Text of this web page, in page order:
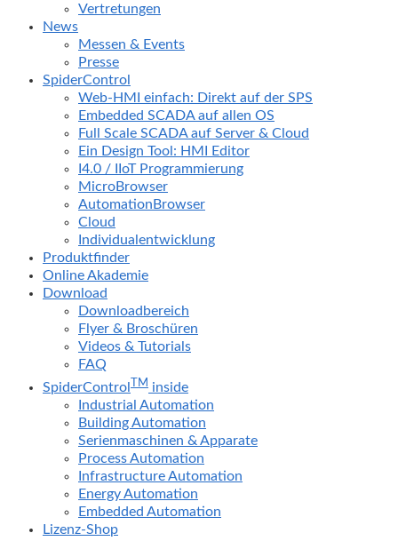
Vertretungen
News
Messen & Events
Presse
SpiderControl
Web-HMI einfach: Direkt auf der SPS
Embedded SCADA auf allen OS
Full Scale SCADA auf Server & Cloud
Ein Design Tool: HMI Editor
I4.0 / IIoT Programmierung
MicroBrowser
AutomationBrowser
Cloud
Individualentwicklung
Produktfinder
Online Akademie
Download
Downloadbereich
Flyer & Broschüren
Videos & Tutorials
FAQ
SpiderControl TM inside
Industrial Automation
Building Automation
Serienmaschinen & Apparate
Process Automation
Infrastructure Automation
Energy Automation
Embedded Automation
Lizenz-Shop